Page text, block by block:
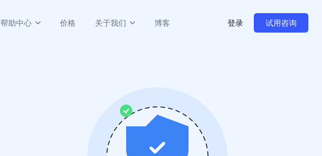
帮助中心 价格 关于我们 博客 登录 试用咨询